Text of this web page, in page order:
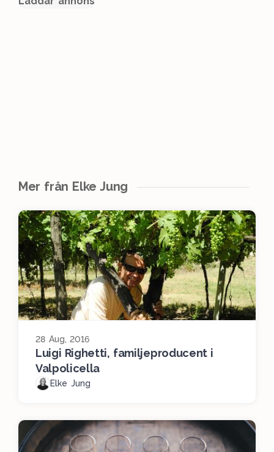
Mer från Elke Jung
28 Aug, 2016
Luigi Righetti, familjeproducent i
Valpolicella
Elke Jung